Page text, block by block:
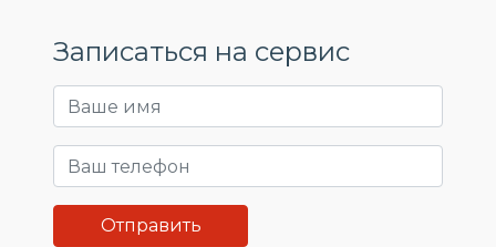
Записаться на сервис